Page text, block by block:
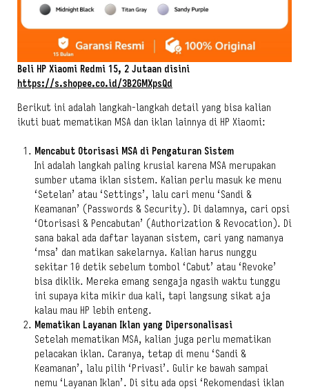
Beli HP Xiaomi Redmi 15, 2 Jutaan disini
https://s.shopee.co.id/3B2GMXpsQd
Berikut ini adalah langkah-langkah detail yang bisa kalian
ikuti buat mematikan MSA dan iklan lainnya di HP Xiaomi:
Mencabut Otorisasi MSA di Pengaturan Sistem
Ini adalah langkah paling krusial karena MSA merupakan
sumber utama iklan sistem. Kalian perlu masuk ke menu
‘Setelan’ atau ‘Settings’, lalu cari menu ‘Sandi &
Keamanan’ (Passwords & Security). Di dalamnya, cari opsi
‘Otorisasi & Pencabutan’ (Authorization & Revocation). Di
sana bakal ada daftar layanan sistem, cari yang namanya
‘msa’ dan matikan sakelarnya. Kalian harus nunggu
sekitar 10 detik sebelum tombol ‘Cabut’ atau ‘Revoke’
bisa diklik. Mereka emang sengaja ngasih waktu tunggu
ini supaya kita mikir dua kali, tapi langsung sikat aja
kalau mau HP lebih enteng.
Mematikan Layanan Iklan yang Dipersonalisasi
Setelah mematikan MSA, kalian juga perlu mematikan
pelacakan iklan. Caranya, tetap di menu ‘Sandi &
Keamanan’, lalu pilih ‘Privasi’. Gulir ke bawah sampai
nemu ‘Layanan Iklan’. Di situ ada opsi ‘Rekomendasi iklan